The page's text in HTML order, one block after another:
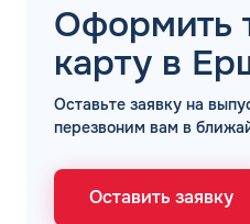
Оформить
карту в
Оставьте заявку на
перезвоним вам в
Оставить заявку